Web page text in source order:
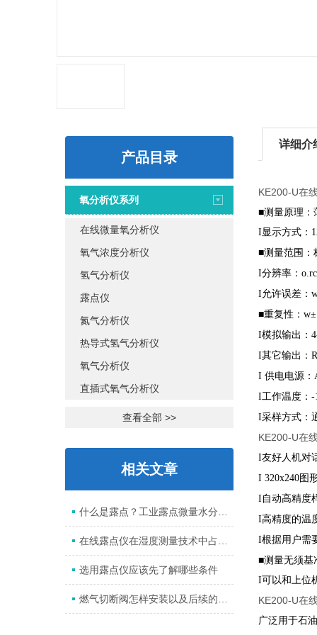
产品目录
氧分析仪系列
在线微量氧分析仪
氧气浓度分析仪
氢气分析仪
露点仪
氮气分析仪
热导式氢气分析仪
氧气分析仪
直插式氧气分析仪
查看全部 >>
相关文章
选用露点仪应该先了解哪些条件
详细介
KE200-U在
■测量原理：
I显示方式：
■测量范围：
I分辨率：o.rc
I允许误差：
■重复性：
I模拟输出：
I其它输出：
I供电电源：
I工作温度：-
I采样方式：
KE200-U在
I友好人机对
I320x240图
I 自动高精度
I高精度的温
I根据用户需
■测量无须基
I可以和上位
KE200-U在
广泛用于石